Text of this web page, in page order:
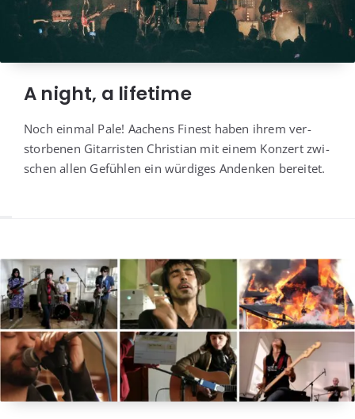
A night, a lifetime
Noch ein­mal Pale! Aachens Finest haben ihrem ver­
stor­be­nen Gitar­ris­ten Chris­ti­an mit einem Kon­zert zwi­
schen allen Gefüh­len ein wür­di­ges Andenken bereitet.